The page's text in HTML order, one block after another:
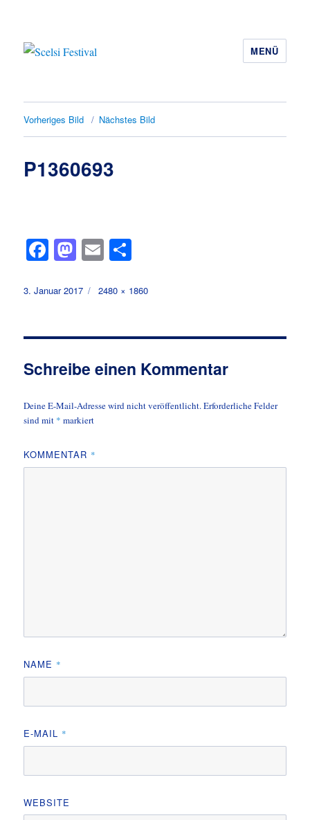
MENÜ
Vorheriges Bild Nächstes Bild
P1360693
Fa
bo
M
to
n
E
ail n
Veröffentlicht
3. Januar 2017
Volle
2480 × 1860
Schreibe einen Kommentar
Deine E-Mail-Adresse wird nicht veröffentlicht.Erforderliche Felder
sind mit * markiert
KOMMENTAR *
NAME *
E-MAIL *
WEBSITE